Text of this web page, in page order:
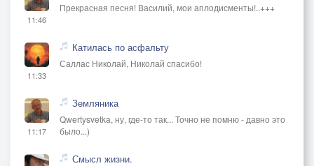
11:46
Прекрасная песня! Василий, мои аплодисменты!..+++
11:33
Катилась по асфальту
Саллас Николай, Николай спасибо!
11:17
Земляника
Qwertysvetka, ну, где-то так... Точно не помню - давно это
было...)
Смысл жизни.